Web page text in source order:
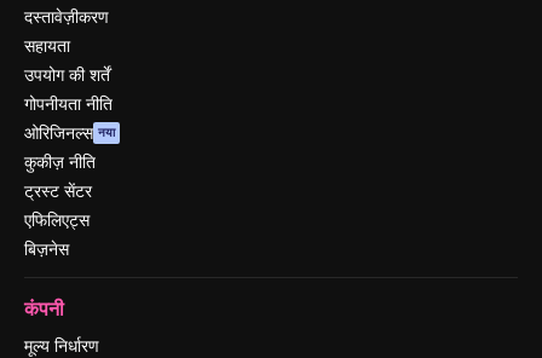
दस्तावेज़ीकरण
सहायता
उपयोग की शर्तें
गोपनीयता नीति
ओरिजिनल्स नया
कुकीज़ नीति
ट्रस्ट सेंटर
एफिलिएट्स
बिज़नेस
कंपनी
मूल्य निर्धारण